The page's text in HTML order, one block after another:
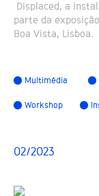
Displaced, a
parte da
Boa Vista, Lisboa.
Multimédia
Workshop
02/2023